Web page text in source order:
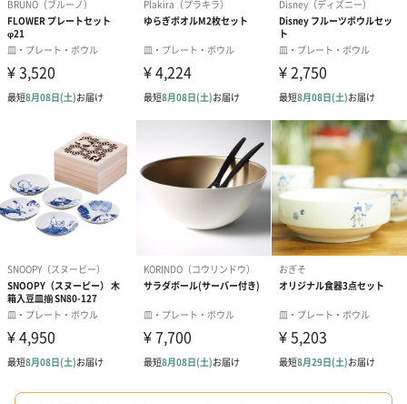
シーズンブーケ（ひま
わり）（1,880円）
ブーケ（ホワイトグリ
ーン）（1,650円）
ブーケ（ピン
（1,650円）
ドライフラワー・プリザーブドフラワー
自然のお花で作ったドライフラワー・プリザーブドフラワーを同
梱します。
一部花材が写真と異なる場合がございます。予めご了承くださ
い。パッケージに入れてお届けします。
プリザーブドフラワー
プリザーブドフラワー
アミュレット